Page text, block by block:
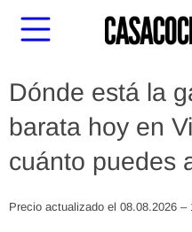
Dónde está la
barata hoy en
cuánto puedes
Precio actualizado el 08.08.2026 –